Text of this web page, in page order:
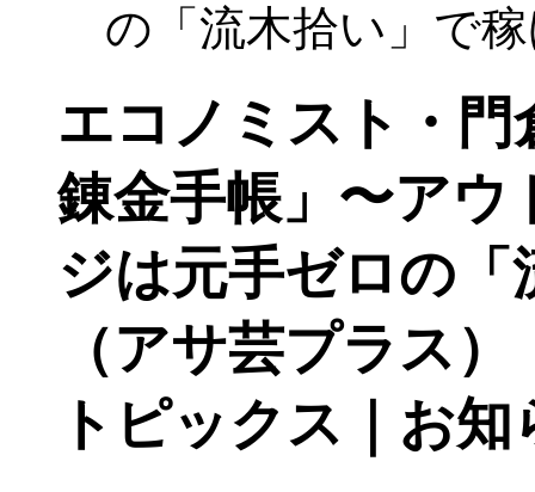
の「流木拾い」で
エコノミスト・
錬金手帳」〜アウ
ジは元手ゼロの
（アサ芸プラス）
トピックス｜お知